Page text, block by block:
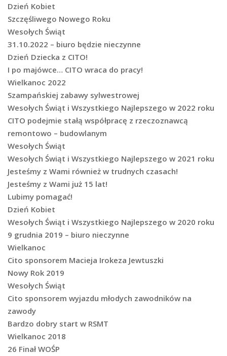
Dzień Kobiet
Szczęśliwego Nowego Roku
Wesołych Świąt
31.10.2022 – biuro będzie nieczynne
Dzień Dziecka z CITO!
I po majówce… CITO wraca do pracy!
Wielkanoc 2022
Szampańskiej zabawy sylwestrowej
Wesołych Świąt i Wszystkiego Najlepszego w 2022 roku
CITO podejmie stałą współpracę z rzeczoznawcą
remontowo – budowlanym
Wesołych Świąt
Wesołych Świąt i Wszystkiego Najlepszego w 2021 roku
Jesteśmy z Wami również w trudnych czasach!
Jesteśmy z Wami już 15 lat!
Lubimy pomagać!
Dzień Kobiet
Wesołych Świąt i Wszystkiego Najlepszego w 2020 roku
9 grudnia 2019 – biuro nieczynne
Wielkanoc
Cito sponsorem Macieja Irokeza Jewtuszki
Nowy Rok 2019
Wesołych Świąt
Cito sponsorem wyjazdu młodych zawodników na
zawody
Bardzo dobry start w RSMT
Wielkanoc 2018
26 Finał WOŚP